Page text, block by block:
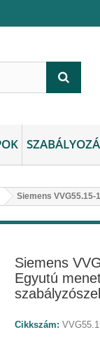
Siemens
Siemens
Egyutú
Cikkszám: